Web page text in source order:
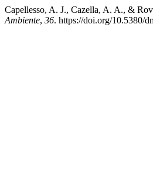
Capellesso, A. J., Cazella, A. A., &
Ambiente, 36. https://doi.org/10.5380/